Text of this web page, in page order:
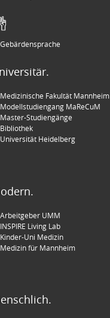
Gebärdensprache
Medizinische Fakultät Mannheim
Modellstudiengang MaReCuM
Master-Studiengänge
Bibliothek
Universität Heidelberg
Arbeitgeber UMM
INSPIRE Living Lab
Kinder-Uni Medizin
Medizin für Mannheim